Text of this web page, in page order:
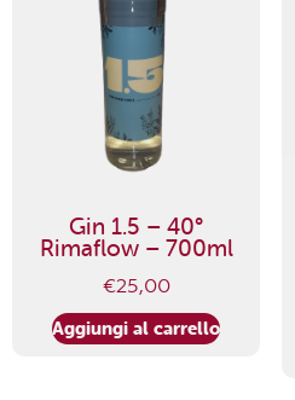
Gin 1.5 – 40°
Rimaflow – 700ml
€25,00
Aggiungi al carrello